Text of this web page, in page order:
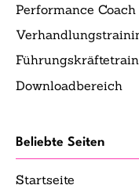
Performance Coach
Downloadbereich
Beliebte Seiten
Startseite